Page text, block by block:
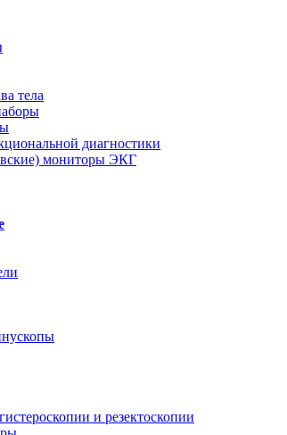
тела
диагностики
мониторы ЭКГ
и резектоскопии